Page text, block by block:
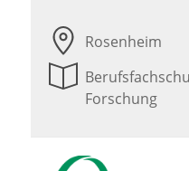
Rosenheim
Forschung